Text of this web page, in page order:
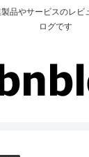
品やサービスのレ
ログです